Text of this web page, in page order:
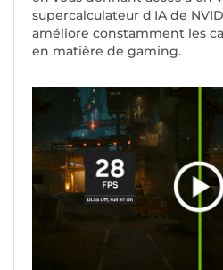
supercalculateur d'IA de
améliore constamment les
en matière de gaming.